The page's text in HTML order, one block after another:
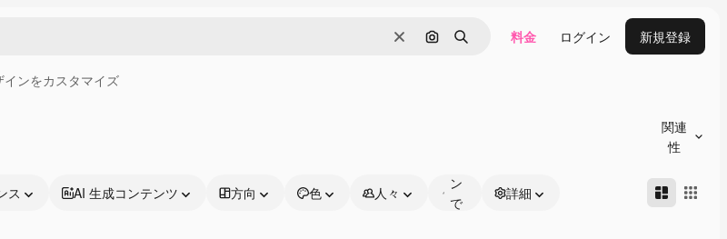
消去 画像で検索
検索 料金 ログイン 新規登録
インをカスタマイズ
関連
性
ス AI 生成コンテンツ 方向 色 人々
ン
で
詳細